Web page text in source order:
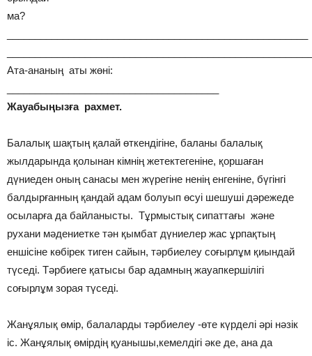
ма?
Ата-ананың аты жөні:
Жауабыңызға рахмет.
Балалық шақтың қалай өткендігіне, баланы балалық
жылдарында қолынан кімнің жетектегеніне, қоршаған
дүниеден оның санасы мен жүрегіне ненің енгеніне, бүгінгі
балдырғанның қандай адам болуып өсуі шешуші дәрежеде
осыларға да байланысты. Тұрмыстық сипаттағы және
рухани мәдениетке тән қымбат дүниелер жас ұрпақтың
еншісіне көбірек тиген сайын, тәрбиелеу соғырлұм қиындай
түседі. Тәрбиеге қатысы бар адамның жауапкершілігі
соғырлұм зорая түседі.
Жанұялық өмір, балаларды тәрбиелеу -өте күрделі әрі нәзік
іс. Жанұялық өмірдің қуанышы,кемелдігі әке де, ана да